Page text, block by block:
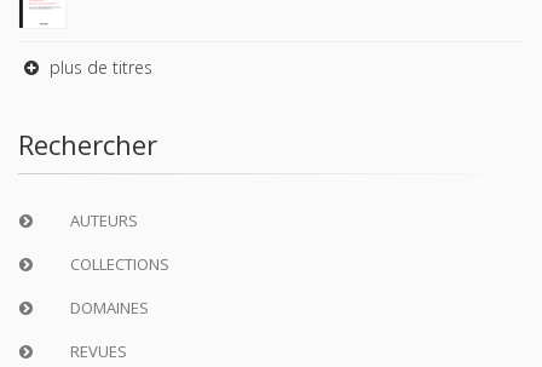
plus de titres
Rechercher
AUTEURS
COLLECTIONS
DOMAINES
REVUES